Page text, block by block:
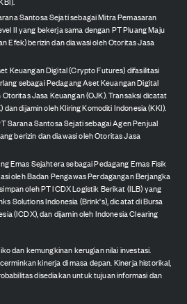
Santosa Sejati sebagai Mitra Pemasaran
II yang bekerja sama dengan PT Pluang Maju
Efek) berizin dan diawasi oleh Otoritas Jasa
Keuangan Digital (Crypto Futures) difasilitasi
sebagai Pedagang Aset Keuangan Digital
Jasa Keuangan (OJK). Transaksi dicatat
dan dijamin oleh Kliring Komoditi Indonesia (KKI).
Sarana Santosa Sejati sebagai Agen Penjual
berizin dan diawasi oleh Otoritas Jasa
Emas Sejahtera sebagai Pedagang Emas Fisik
oleh Badan Pengawas Perdagangan Berjangka
oleh PT ICDX Logistik Berikat (ILB) yang
Solutions Indonesia (Brink's), dicatat di Bursa
(ICDX), dan dijamin oleh Indonesia Clearing
dan kemungkinan kerugian nilai investasi.
kinerja di masa depan. Kinerja historikal,
disediakan untuk tujuan informasi dan